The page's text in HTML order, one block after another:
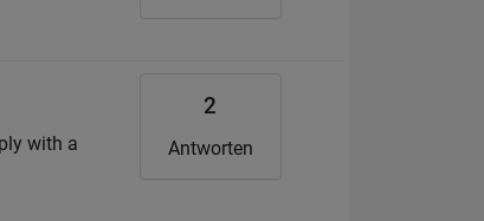
with a
2
Antworten